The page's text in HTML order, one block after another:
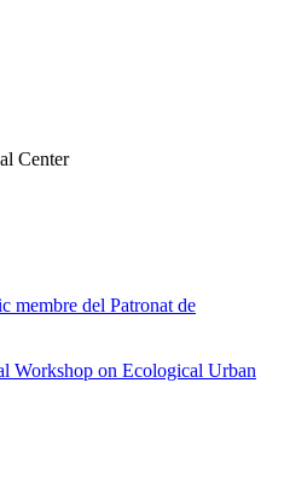
Center
membre del Patronat de
Workshop on Ecological Urban